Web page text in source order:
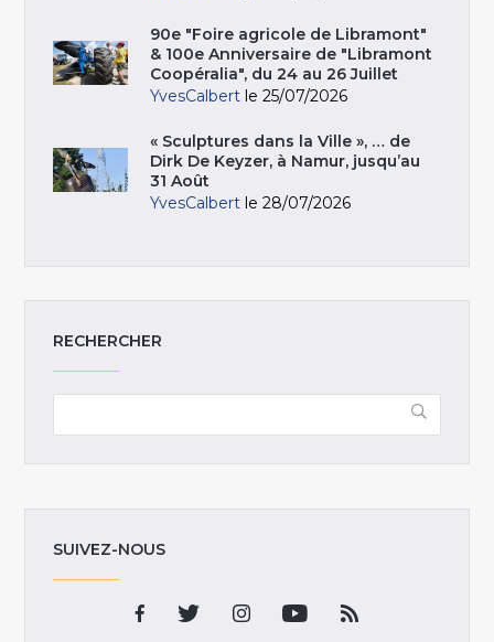
90e "Foire agricole de Libramont"
& 100e Anniversaire de "Libramont
Coopéralia", du 24 au 26 Juillet
YvesCalbert le 25/07/2026
« Sculptures dans la Ville », … de
Dirk De Keyzer, à Namur, jusqu’au
31 Août
YvesCalbert le 28/07/2026
RECHERCHER
SUIVEZ-NOUS